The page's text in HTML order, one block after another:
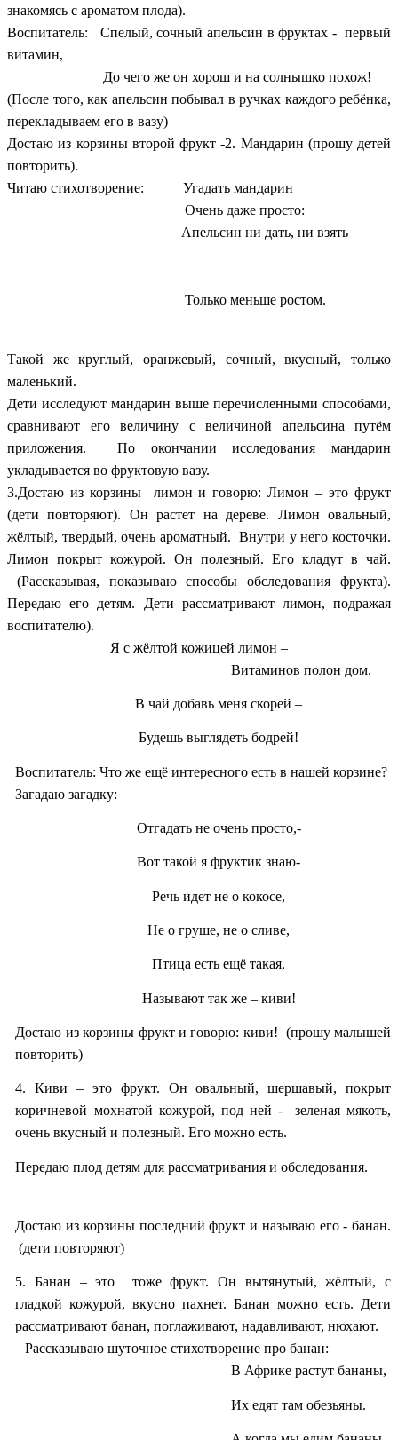
знакомясь с ароматом плода).
Воспитатель: Спелый, сочный апельсин в фруктах - первый
витамин,
До чего же он хорош и на солнышко похож!
(После того, как апельсин побывал в ручках каждого ребёнка,
перекладываем его в вазу)
Достаю из корзины второй фрукт -2. Мандарин (прошу детей
повторить).
Читаю стихотворение: Угадать мандарин
Очень даже просто:
Апельсин ни дать, ни взять
Только меньше ростом.
Такой же круглый, оранжевый, сочный, вкусный, только
маленький.
Дети исследуют мандарин выше перечисленными способами,
сравнивают его величину с величиной апельсина путём
приложения. По окончании исследования мандарин
укладывается во фруктовую вазу.
3.Достаю из корзины лимон и говорю: Лимон – это фрукт
(дети повторяют). Он растет на дереве. Лимон овальный,
жёлтый, твердый, очень ароматный. Внутри у него косточки.
Лимон покрыт кожурой. Он полезный. Его кладут в чай.
(Рассказывая, показываю способы обследования фрукта).
Передаю его детям. Дети рассматривают лимон, подражая
воспитателю).
Я с жёлтой кожицей лимон –
Витаминов полон дом.
В чай добавь меня скорей –
Будешь выглядеть бодрей!
Воспитатель: Что же ещё интересного есть в нашей корзине?
Загадаю загадку:
Отгадать не очень просто,-
Вот такой я фруктик знаю-
Речь идет не о кокосе,
Не о груше, не о сливе,
Птица есть ещё такая,
Называют так же – киви!
Достаю из корзины фрукт и говорю: киви! (прошу малышей
повторить)
4. Киви – это фрукт. Он овальный, шершавый, покрыт
коричневой мохнатой кожурой, под ней - зеленая мякоть,
очень вкусный и полезный. Его можно есть.
Передаю плод детям для рассматривания и обследования.
Достаю из корзины последний фрукт и называю его - банан.
(дети повторяют)
5. Банан – это тоже фрукт. Он вытянутый, жёлтый, с
гладкой кожурой, вкусно пахнет. Банан можно есть. Дети
рассматривают банан, поглаживают, надавливают, нюхают.
Рассказываю шуточное стихотворение про банан:
В Африке растут бананы,
Их едят там обезьяны.